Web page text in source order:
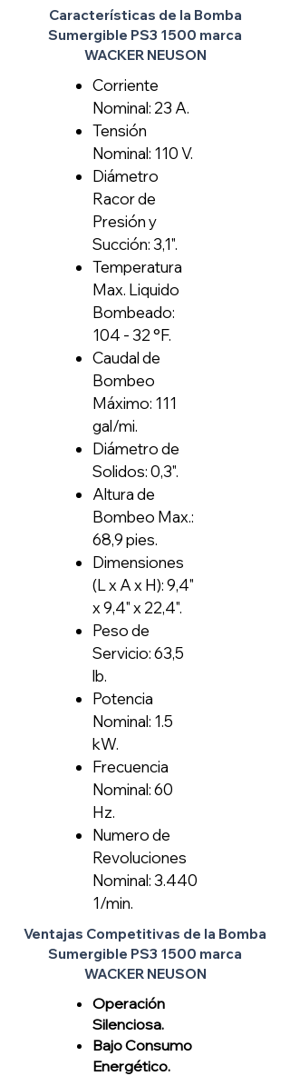
Características de la Bomba
Sumergible PS3 1500 marca
WACKER NEUSON
Corriente
Nominal: 23 A.
Tensión
Nominal: 110 V.
Diámetro
Racor de
Presión y
Succión: 3,1".
Temperatura
Max. Liquido
Bombeado:
104 - 32 °F.
Caudal de
Bombeo
Máximo: 111
gal/mi.
Diámetro de
Solidos: 0,3".
Altura de
Bombeo Max.:
68,9 pies.
Dimensiones
(L x A x H): 9,4"
x 9,4" x 22,4".
Peso de
Servicio: 63,5
lb.
Potencia
Nominal: 1.5
kW.
Frecuencia
Nominal: 60
Hz.
Numero de
Revoluciones
Nominal: 3.440
1/min.
Ventajas Competitivas de la Bomba
Sumergible PS3 1500 marca
WACKER NEUSON
Operación
Silenciosa.
Bajo Consumo
Energético.